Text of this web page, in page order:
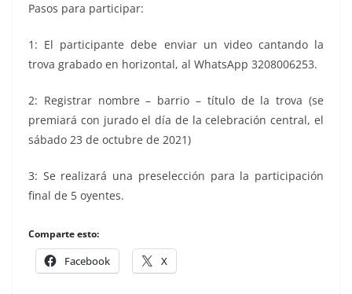
Pasos para participar:
1: El participante debe enviar un video cantando la
trova grabado en horizontal, al WhatsApp 3208006253.
2: Registrar nombre – barrio – título de la trova (se
premiará con jurado el día de la celebración central, el
sábado 23 de octubre de 2021)
3: Se realizará una preselección para la participación
final de 5 oyentes.
Comparte esto:
Facebook X